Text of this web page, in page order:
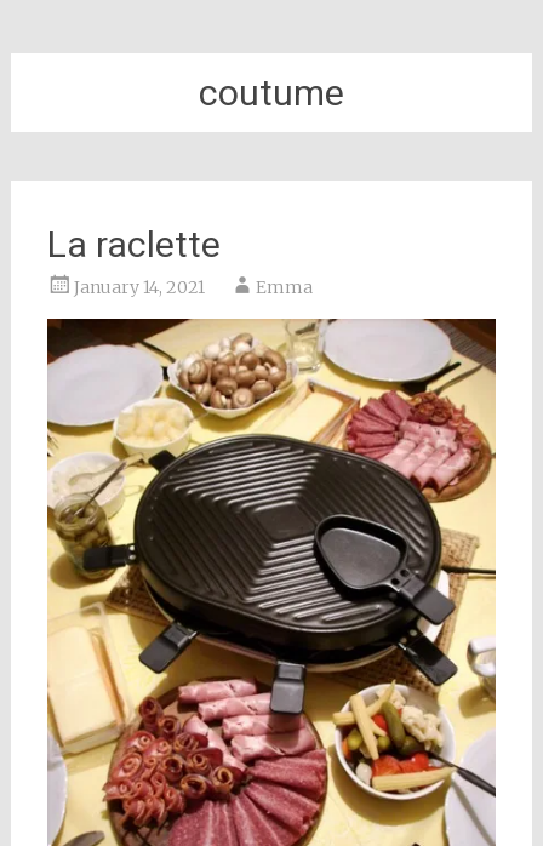
coutume
La raclette
January 14, 2021 Emma